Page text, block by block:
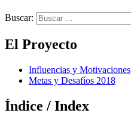
Buscar:
El Proyecto
Influencias y Motivaciones
Metas y Desafíos 2018
Índice / Index